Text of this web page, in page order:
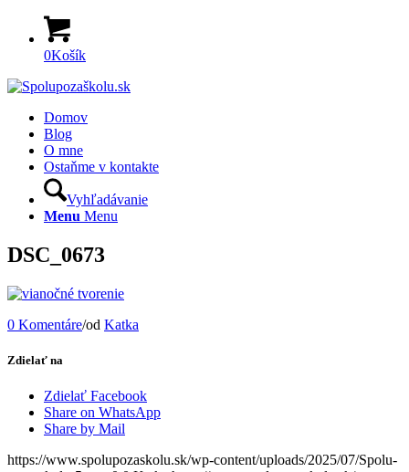
0Košík
Domov
Blog
O mne
Ostaňme v kontakte
Vyhľadávanie
Menu Menu
DSC_0673
0 Komentáre/od Katka
Zdielať na
Zdielať Facebook
Share on WhatsApp
Share by Mail
https://www.spolupozaskolu.sk/wp-content/uploads/2025/07/Spolu-